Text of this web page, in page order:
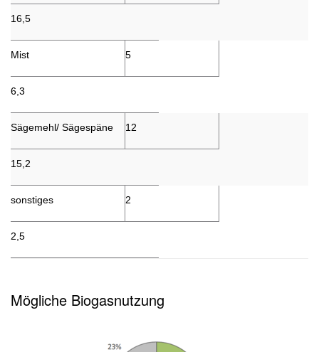
16,5
Mist 5
6,3
Sägemehl/ Sägespäne 12
15,2
sonstiges 2
2,5
Mögliche Biogasnutzung